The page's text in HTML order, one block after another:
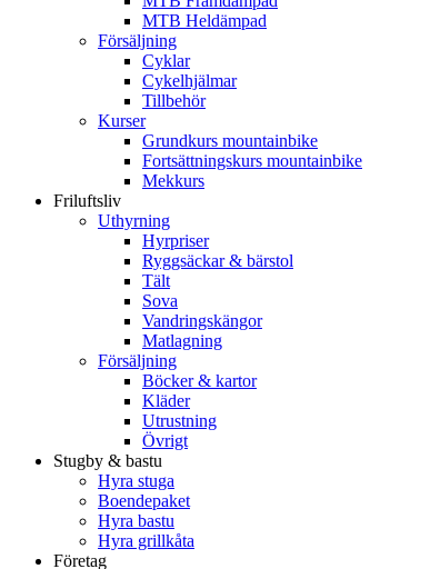
MTB Heldämpad
Försäljning
Cyklar
Cykelhjälmar
Tillbehör
Kurser
Grundkurs mountainbike
Fortsättningskurs mountainbike
Mekkurs
Friluftsliv
Uthyrning
Hyrpriser
Ryggsäckar & bärstol
Tält
Sova
Vandringskängor
Matlagning
Försäljning
Böcker & kartor
Kläder
Utrustning
Övrigt
Stugby & bastu
Hyra stuga
Boendepaket
Hyra bastu
Hyra grillkåta
Företag